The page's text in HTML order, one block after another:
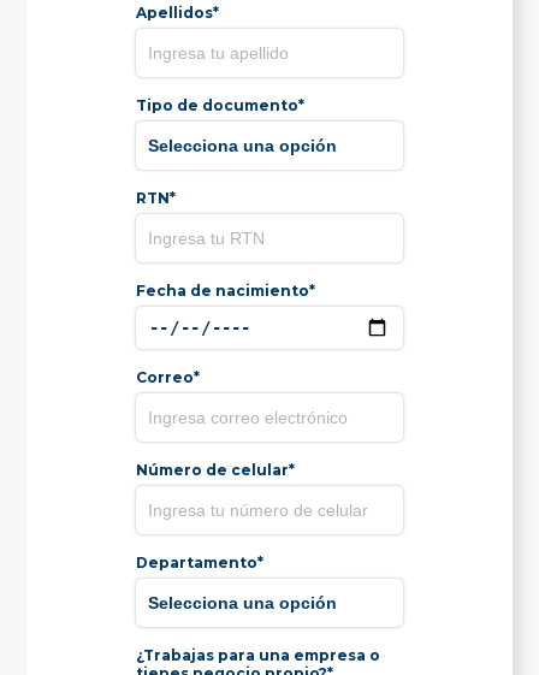
Apellidos*
Tipo de documento*
RTN*
Fecha de nacimiento*
Correo*
Número de celular*
Departamento*
¿Trabajas para una empresa o